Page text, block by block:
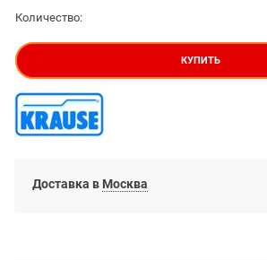
Количество:
КУПИТЬ
Доставка в Москва